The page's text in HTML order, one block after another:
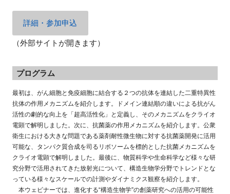
詳細・参加申込
（外部サイトが開きます）
プログラム
最初は、がん細胞と免疫細胞に結合する２つの抗体を連結した二重特異性
抗体の作用メカニズムを紹介します。ドメイン連結順の違いによる抗がん
活性の劇的な向上を「超高活性化」と定義し、そのメカニズムをクライオ
電顕で解明しました。次に、抗菌薬の作用メカニズムを紹介します。公衆
衛生における大きな問題である薬剤耐性微生物に対する抗菌薬開発に活用
可能な、タンパク質合成を司るリボソームを標的とした抗菌メカニズムを
クライオ電顕で解明しました。最後に、物質科学や生命科学など様々な研
究分野で活用されてきた放射光について、構造生物学分野でトレンドとな
っている様々なスケールでの計測やダイナミクス観察を紹介します。
本ウェビナーでは、進化する“構造生物学”の創薬研究への活用の可能性